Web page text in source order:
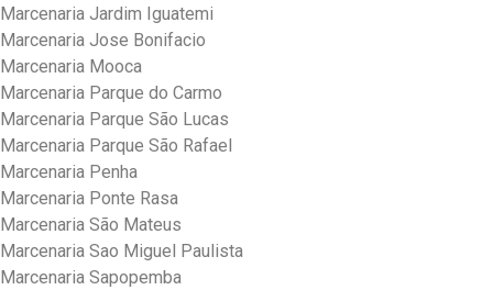
Marcenaria Jardim Iguatemi
Marcenaria Jose Bonifacio
Marcenaria Mooca
Marcenaria Parque do Carmo
Marcenaria Parque São Lucas
Marcenaria Parque São Rafael
Marcenaria Penha
Marcenaria Ponte Rasa
Marcenaria São Mateus
Marcenaria Sao Miguel Paulista
Marcenaria Sapopemba